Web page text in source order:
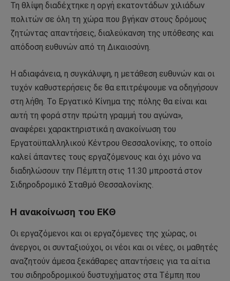
Τη θλίψη διαδέχτηκε η οργή εκατοντάδων χιλιάδων
πολιτών σε όλη τη χώρα που βγήκαν στους δρόμους
ζητώντας απαντήσεις, διαλεύκανση της υπόθεσης και
απόδοση ευθυνών από τη Δικαιοσύνη.
Η αδιαφάνεια, η συγκάλυψη, η μετάθεση ευθυνών και οι
τυχόν καθυστερήσεις δε θα επιτρέψουμε να οδηγήσουν
στη λήθη. Το Εργατικό Κίνημα της πόλης θα είναι και
αυτή τη φορά στην πρώτη γραμμή του αγώνα»,
αναφέρει χαρακτηριστικά η ανακοίνωση του
Εργατοϋπαλληλικού Κέντρου Θεσσαλονίκης, το οποίο
καλεί άπαντες τους εργαζόμενους και όχι μόνο να
διαδηλώσουν την Πέμπτη στις 11:30 μπροστά στον
Σιδηροδρομικό Σταθμό Θεσσαλονίκης.
Η ανακοίνωση του ΕΚΘ
Οι εργαζόμενοι και οι εργαζόμενες της χώρας, οι
άνεργοι, οι συνταξιούχοι, οι νέοι και οι νέες, οι μαθητές
αναζητούν άμεσα ξεκάθαρες απαντήσεις για τα αίτια
του σιδηροδρομικού δυστυχήματος στα Τέμπη που